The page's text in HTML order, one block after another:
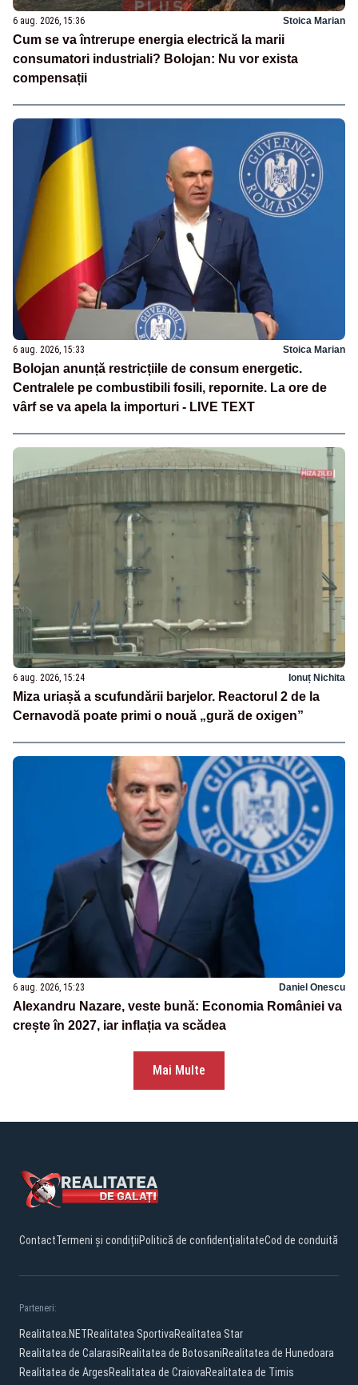
6 aug. 2026, 15:36 Stoica Marian
Cum se va întrerupe energia electrică la marii
consumatori industriali? Bolojan: Nu vor exista
compensații
6 aug. 2026, 15:33 Stoica Marian
Bolojan anunță restricțiile de consum energetic.
Centralele pe combustibili fosili, repornite. La ore de
vârf se va apela la importuri - LIVE TEXT
6 aug. 2026, 15:24 Ionuț Nichita
Miza uriașă a scufundării barjelor. Reactorul 2 de la
Cernavodă poate primi o nouă „gură de oxigen”
6 aug. 2026, 15:23 Daniel Onescu
Alexandru Nazare, veste bună: Economia României va
crește în 2027, iar inflația va scădea
Mai Multe
ContactTermeni și condițiiPolitică de confidențialitateCod de conduită
Parteneri:
Realitatea.NETRealitatea SportivaRealitatea Star
Realitatea de CalarasiRealitatea de BotosaniRealitatea de Hunedoara
Realitatea de ArgesRealitatea de CraiovaRealitatea de Timis